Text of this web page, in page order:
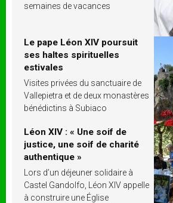
semaines de vacances
Le pape Léon XIV poursuit
ses haltes spirituelles
estivales
Visites privées du sanctuaire de
Vallepietra et de deux monastères
bénédictins à Subiaco
Léon XIV : « Une soif de
justice, une soif de charité
authentique »
Lors d’un déjeuner solidaire à
Castel Gandolfo, Léon XIV appelle
à construire une Église